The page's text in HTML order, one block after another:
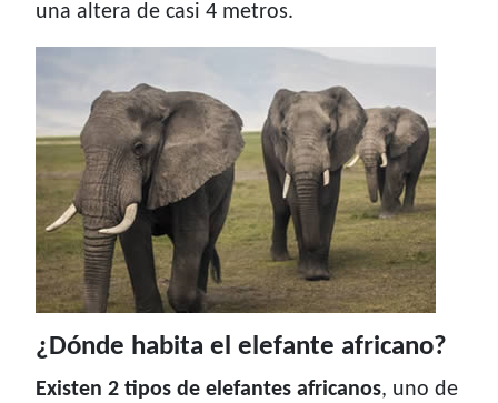
una altera de casi 4 metros.
¿Dónde habita el elefante africano?
Existen 2 tipos de elefantes africanos, uno de